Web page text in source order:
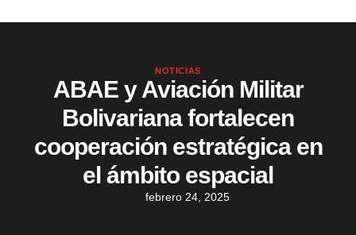
NOTICIAS
ABAE y Aviación Militar
Bolivariana fortalecen
cooperación estratégica en
el ámbito espacial
febrero 24, 2025